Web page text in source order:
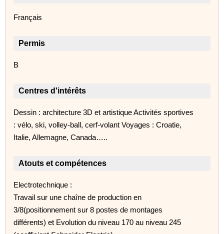
Français
Permis
B
Centres d'intérêts
Dessin : architecture 3D et artistique Activités sportives
: vélo, ski, volley-ball, cerf-volant Voyages : Croatie,
Italie, Allemagne, Canada…..
Atouts et compétences
Electrotechnique :
Travail sur une chaîne de production en
3/8(positionnement sur 8 postes de montages
différents) et Evolution du niveau 170 au niveau 245